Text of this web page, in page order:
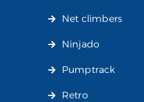
Net climbers
Ninjado
Pumptrack
Retro